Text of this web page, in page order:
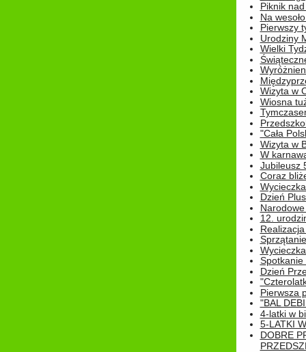
Piknik
Na
Pierwszy
Urodziny
Wielki
Wizyta w
Wiosna
"Cała
Wizyta w
W
Jubileusz
Coraz
Dzień
12.
Spotkanie
Dzień
Pierwsza
"BAL
4-latki w
5-LATKI
DOBRE